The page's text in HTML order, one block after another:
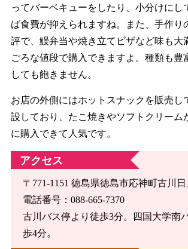
ってバーベキューをしたり、小分けにし
ば食費が抑えられますね。また、手作り
評で、鰻弁当や焼き立てピザなど味も大
ごろな値段で購入できますよ。種類も豊
しても飽きません。
お店の外側にはホットスナックを販売し
設しており、たこ焼きやソフトクリーム
に購入できて人気です。
アクセス
〒771-1151 徳島県徳島市応神町古川日
電話番号：088-665-7370
古川バス停より徒歩3分。四国大学南
歩4分。